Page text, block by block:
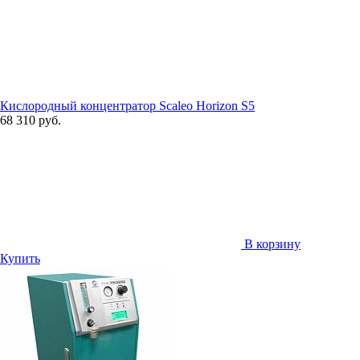
Кислородный концентратор Scaleo Horizon S5
68 310 руб.
В корзину
Купить